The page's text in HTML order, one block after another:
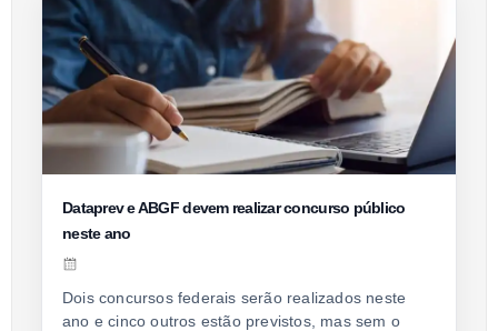
Dataprev e ABGF devem realizar concurso público
neste ano
Dois concursos federais serão realizados neste
ano e cinco outros estão previstos, mas sem o